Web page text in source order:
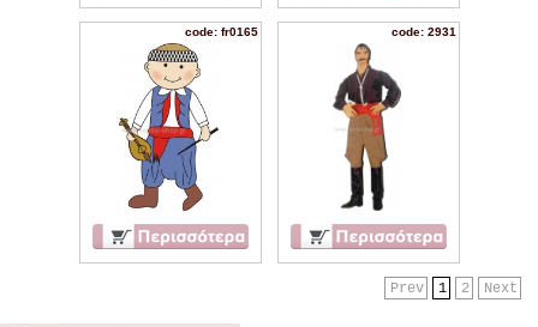
code: fr0165 code: 2931
Next
2
1
Prev